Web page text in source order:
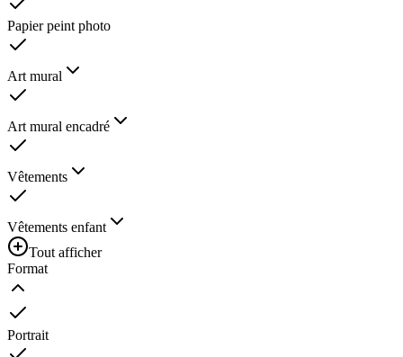
Papier peint photo
Art mural
Art mural encadré
Vêtements
Vêtements enfant
Tout afficher
Format
Portrait